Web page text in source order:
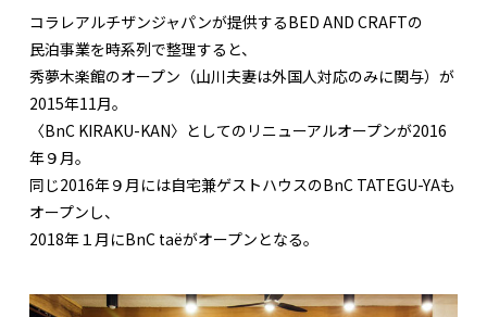
コラレアルチザンジャパンが提供するBED AND CRAFTの
民泊事業を時系列で整理すると、
秀夢木楽館のオープン（山川夫妻は外国人対応のみに関与）が
2015年11月。
〈BnC KIRAKU-KAN〉としてのリニューアルオープンが2016
年９月。
同じ2016年９月には自宅兼ゲストハウスのBnC TATEGU-YAも
オープンし、
2018年１月にBnC taëがオープンとなる。